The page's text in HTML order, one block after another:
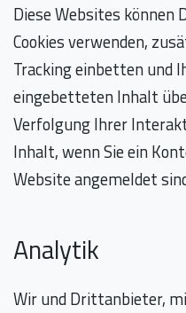
Diese Websites können
Cookies verwenden,
Tracking einbetten und
eingebetteten Inhalt
Verfolgung Ihrer
Inhalt, wenn Sie ein
Website angemeldet
Analytik
Wir und Drittanbieter,